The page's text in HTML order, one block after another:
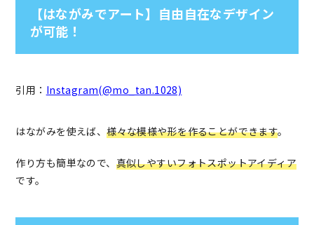
【はながみでアート】自由自在なデザイン
が可能！
引用： Instagram(@mo_tan.1028)
はながみを使えば、様々な模様や形を作ることができます。
作り方も簡単なので、 真似しやすいフォトスポットアイディア
です。